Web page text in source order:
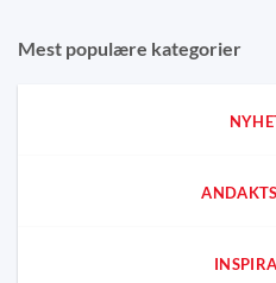
Mest populære kategorier